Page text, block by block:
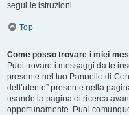
segui le istruzioni.
Top
Come posso trovare i miei
Puoi trovare i messaggi da te
presente nel tuo Pannello di
dell’utente” presente nella
usando la pagina di ricerca
opportunamente. Puoi